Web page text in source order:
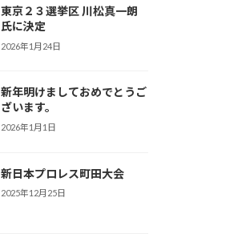
東京２３選挙区 川松真一朗
氏に決定
2026年1月24日
新年明けましておめでとうご
ざいます。
2026年1月1日
新日本プロレス町田大会
2025年12月25日